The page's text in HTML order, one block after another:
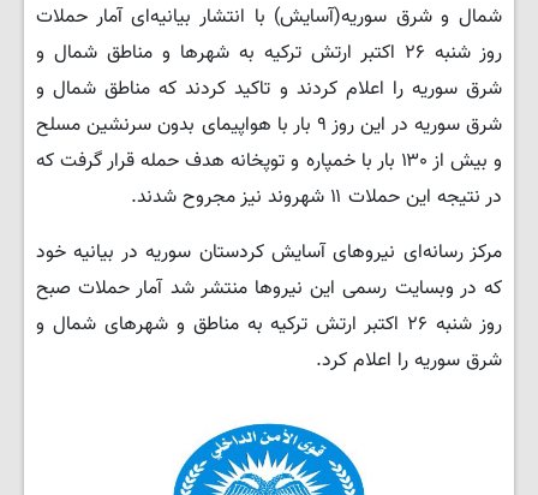
شمال و شرق سوریه(آسایش) با انتشار بیانیه‌ای آمار حملات
روز شنبه ۲۶ اکتبر ارتش ترکیه به شهرها و مناطق شمال و
شرق سوریه را اعلام کردند و تاکید کردند که مناطق شمال و
شرق سوریه در این روز ۹ بار با هواپیمای بدون سرنشین مسلح
و بیش از ۱۳۰ بار با خمپاره و توپخانه هدف حمله قرار گرفت که
در نتیجه این حملات ۱۱ شهروند نیز مجروح شدند.
مرکز رسانه‌ای نیروهای آسایش کردستان سوریه در بیانیه خود
که در وبسایت رسمی این نیروها منتشر شد آمار حملات صبح
روز شنبه ۲۶ اکتبر ارتش ترکیه به مناطق و شهرهای شمال و
شرق سوریه را اعلام کرد.